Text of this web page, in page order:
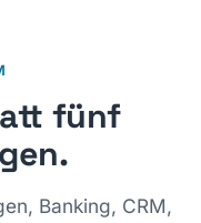
fünf
Banking, CRM,